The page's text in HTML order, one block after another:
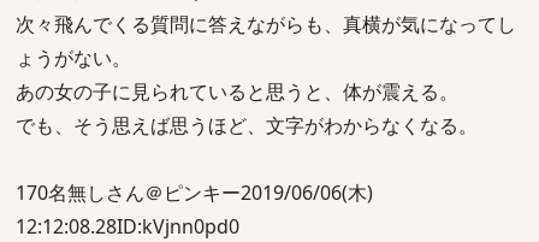
次々飛んでくる質問に答えながらも、真横が気になってし
ょうがない。
あの女の子に見られていると思うと、体が震える。
でも、そう思えば思うほど、文字がわからなくなる。
170名無しさん＠ピンキー2019/06/06(木)
12:12:08.28ID:kVjnn0pd0